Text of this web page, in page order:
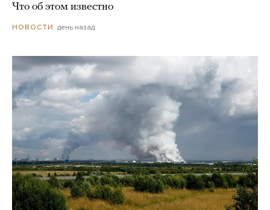
Что об этом известно
НОВОСТИ день назад